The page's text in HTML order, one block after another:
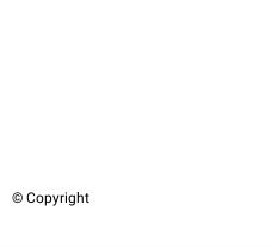
© Copyright